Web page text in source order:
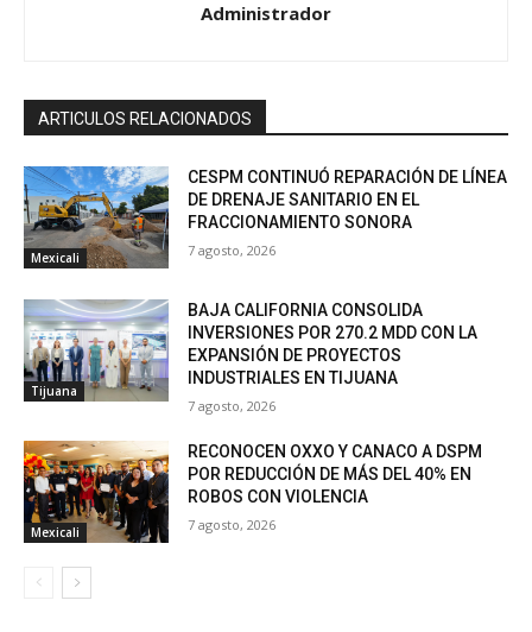
Administrador
ARTICULOS RELACIONADOS
Mexicali
CESPM CONTINUÓ REPARACIÓN DE LÍNEA
DE DRENAJE SANITARIO EN EL
FRACCIONAMIENTO SONORA
7 agosto, 2026
Tijuana
BAJA CALIFORNIA CONSOLIDA
INVERSIONES POR 270.2 MDD CON LA
EXPANSIÓN DE PROYECTOS
INDUSTRIALES EN TIJUANA
7 agosto, 2026
Mexicali
RECONOCEN OXXO Y CANACO A DSPM
POR REDUCCIÓN DE MÁS DEL 40% EN
ROBOS CON VIOLENCIA
7 agosto, 2026